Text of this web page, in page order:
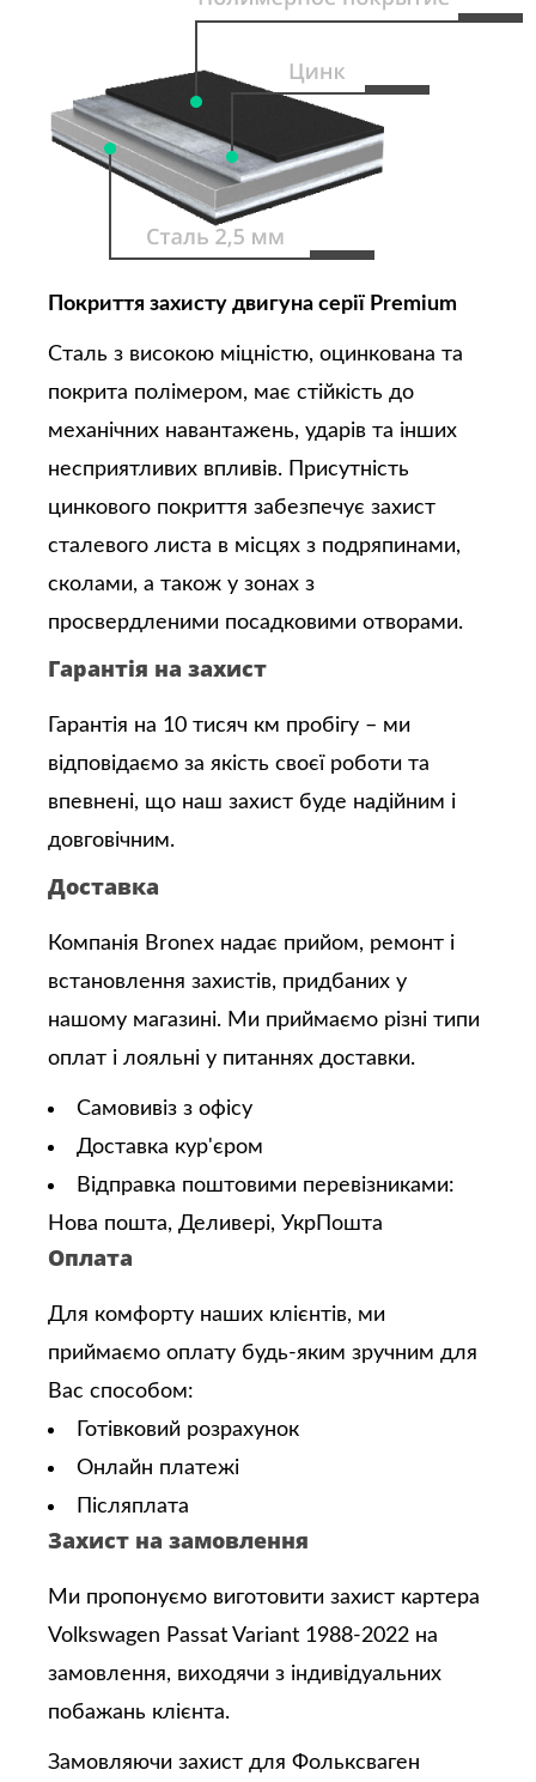
Покриття захисту двигуна серії Premium
Сталь з високою міцністю, оцинкована та
покрита полімером, має стійкість до
механічних навантажень, ударів та інших
несприятливих впливів. Присутність
цинкового покриття забезпечує захист
сталевого листа в місцях з подряпинами,
сколами, а також у зонах з
просвердленими посадковими отворами.
Гарантія на захист
Гарантія на 10 тисяч км пробігу – ми
відповідаємо за якість своєї роботи та
впевнені, що наш захист буде надійним і
довговічним.
Доставка
Компанія Bronex надає прийом, ремонт і
встановлення захистів, придбаних у
нашому магазині. Ми приймаємо різні типи
оплат і лояльні у питаннях доставки.
Самовивіз з офісу
Доставка кур'єром
Відправка поштовими перевізниками:
Нова пошта, Деливері, УкрПошта
Оплата
Для комфорту наших клієнтів, ми
приймаємо оплату будь-яким зручним для
Вас способом:
Готівковий розрахунок
Онлайн платежі
Післяплата
Захист на замовлення
Ми пропонуємо виготовити захист картера
Volkswagen Passat Variant 1988-2022 на
замовлення, виходячи з індивідуальних
побажань клієнта.
Замовляючи захист для Фольксваген